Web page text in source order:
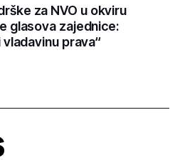
za NVO u okviru
glasova zajednice:
prava“